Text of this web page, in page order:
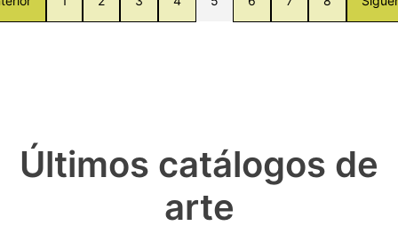
Últimos catálogos de
arte